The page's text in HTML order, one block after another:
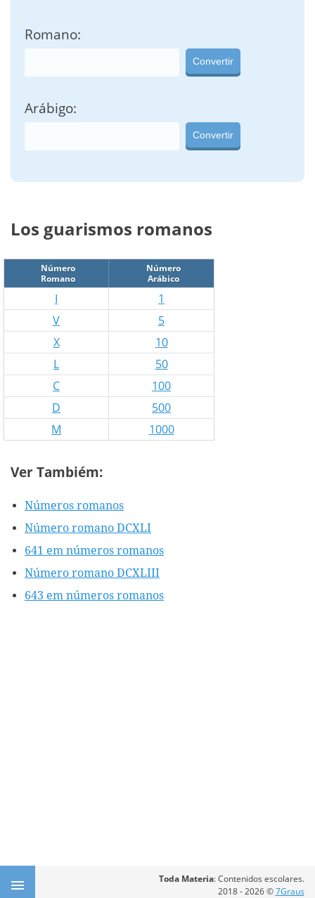
Romano:
Convertir
Arábigo:
Convertir
Los guarismos romanos
Número
Romano
Número
Arábico
I
1
V
5
X
10
L
50
C
100
D
500
M
1000
Ver Tambiém:
Números romanos
Número romano DCXLI
641 em números romanos
Número romano DCXLIII
643 em números romanos
Toda Materia: Contenidos escolares.
2018 - 2026 ©7Graus